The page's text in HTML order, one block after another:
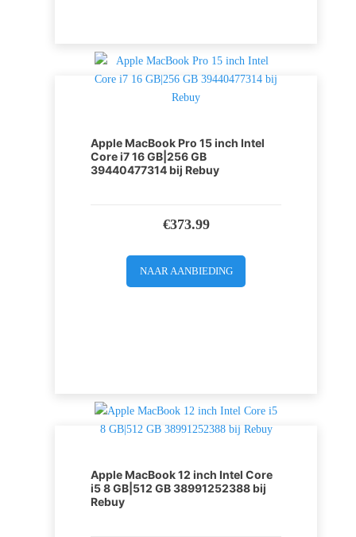
Apple MacBook Pro 15 inch Intel
Core i7 16 GB|256 GB
39440477314 bij Rebuy
€373.99
NAAR AANBIEDING
Apple MacBook 12 inch Intel Core
i5 8 GB|512 GB 38991252388 bij
Rebuy